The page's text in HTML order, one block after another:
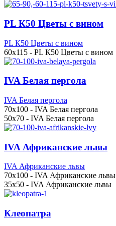
PL К50 Цветы с вином
PL К50 Цветы с вином
60x115 - PL К50 Цветы с вином
IVA Белая пергола
IVA Белая пергола
70x100 - IVA Белая пергола
50x70 - IVA Белая пергола
IVA Африканские львы
IVA Африканские львы
70x100 - IVA Африканские львы
35x50 - IVA Африканские львы
Клеопатра